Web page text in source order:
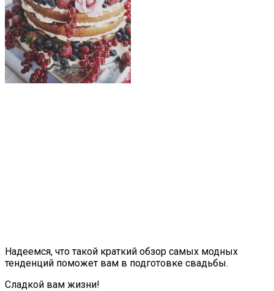
Надеемся, что такой краткий обзор самых модных
тенденций поможет вам в подготовке свадьбы.
Сладкой вам жизни!